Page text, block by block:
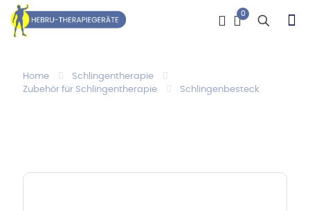
0
Home
Schlingentherapie
Zubehör für Schlingentherapie
Schlingenbesteck